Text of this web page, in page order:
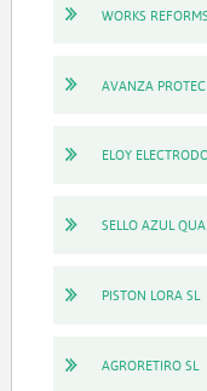
WORKS
AVANZA PROTEC
ELOY
SELLO AZUL
PISTON LORA SL
AGRORETIRO SL